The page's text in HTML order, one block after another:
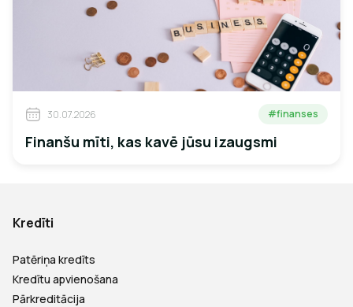
30.07.2026 #finanses
Finanšu mīti, kas kavē jūsu izaugsmi
Kredīti
Patēriņa kredīts
Kredītu apvienošana
Pārkreditācija